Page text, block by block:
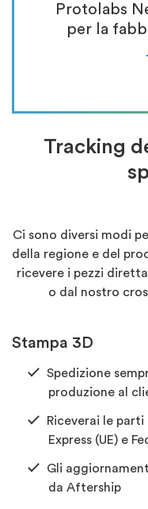
Protolabs
per la
Tracking
Ci sono diversi modi
della regione e del
ricevere i pezzi
o dal nostro
Stampa 3D
Spedizione
produzione al
Riceverai le
Express (UE) e
Gli
da Aftership